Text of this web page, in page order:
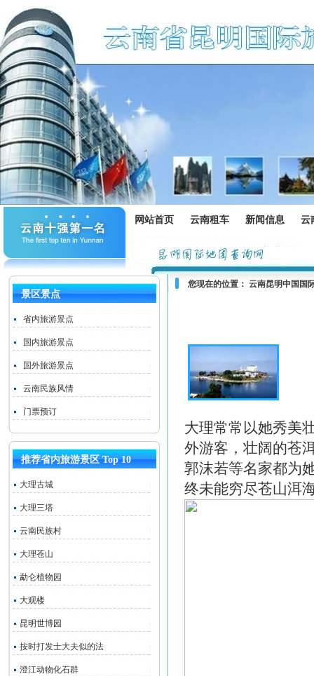
网站首页 云南租车 新闻信息 云
景区景点
省内旅游景点
国内旅游景点
国外旅游景点
云南民族风情
门票预订
推荐省内旅游景区 Top 10
大理古城
大理三塔
云南民族村
大理苍山
勐仑植物园
大观楼
昆明世博园
按时打发士大夫似的法
澄江动物化石群
您现在的位置： 云南昆明中国国
大理常常以她秀美
外游客，壮阔的苍
郭沫若等名家都为
终未能穷尽苍